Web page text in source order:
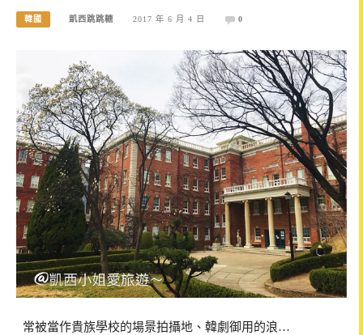
韓國 凱西跳跳糖 2017 年 6 月 4 日 0
常被當作貴族學校的場景拍攝地、韓劇御用的浪…